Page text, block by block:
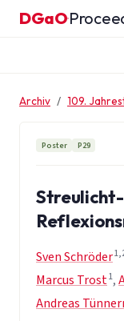
Zum Inhalt springen
DGaO·
Archiv 109.
Poster P29
Sven Schröder
Marcus Trost1,
Andreas